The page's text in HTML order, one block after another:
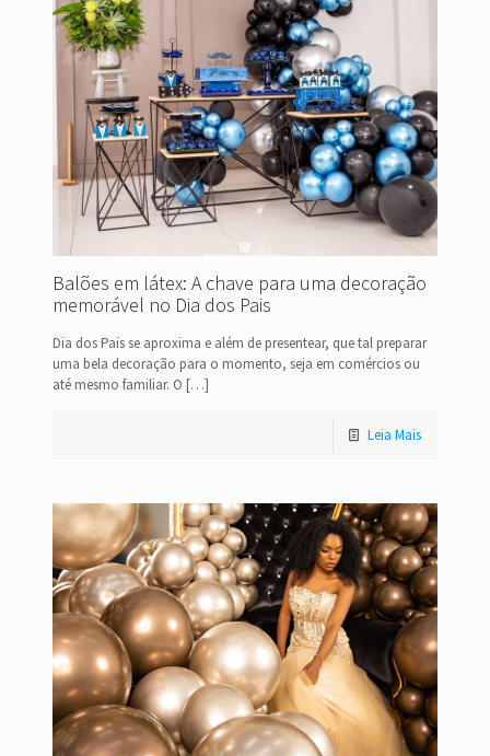
Balões em látex: A chave para uma decoração
memorável no Dia dos Pais
Dia dos Pais se aproxima e além de presentear, que tal preparar
uma bela decoração para o momento, seja em comércios ou
até mesmo familiar. O […]
Leia Mais